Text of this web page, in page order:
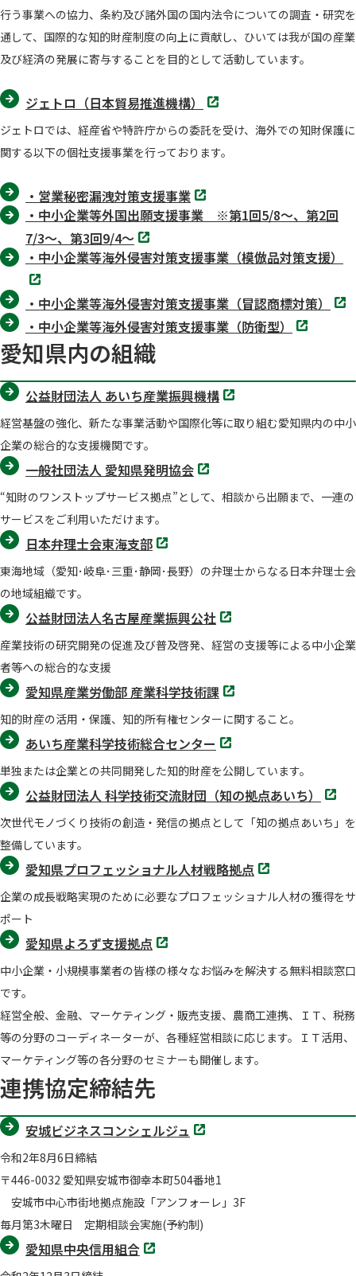
行う事業への協力、条約及び諸外国の国内法令についての調査・研究を
通して、国際的な知的財産制度の向上に貢献し、ひいては我が国の産業
及び経済の発展に寄与することを目的として活動しています。
ジェトロ（日本貿易推進機構）
別
タ
で
開
く
ジェトロでは、経産省や特許庁からの委託を受け、海外での知財保護に
関する以下の個社支援事業を行っております。
・営業秘密漏洩対策支援事業 別
タ
ブ
で
く
・中小企業等外国出願支援事業 ※第1回5/8～、第2回
7/3～、第3回9/4～ 別
タ
ブ
で
・中小企業等海外侵害対策支援事業（模倣品対策支援）
別
タ
で
開
く
・中小企業等海外侵害対策支援事業（冒認商標対策）
別
タ
・中小企業等海外侵害対策支援事業（防衛型）
別
タ
く
愛知県内の組織
公益財団法人 あいち産業振興機構 別
タ
で
経営基盤の強化、新たな事業活動や国際化等に取り組む愛知県内の中小
企業の総合的な支援機関です。
一般社団法人 愛知県発明協会 別
タ
で
“知財のワンストップサービス拠点”として、相談から出願まで、一連の
サービスをご利用いただけます。
日本弁理士会東海支部 別
タ
で
東海地域（愛知･岐阜･三重･静岡･長野）の弁理士からなる日本弁理士会
の地域組織です。
公益財団法人名古屋産業振興公社 別
タ
で
産業技術の研究開発の促進及び普及啓発、経営の支援等による中小企業
者等への総合的な支援
愛知県産業労働部 産業科学技術課 別
タ
で
開
く
知的財産の活用・保護、知的所有権センターに関すること。
あいち産業科学技術総合センター 別
タ
で
く
単独または企業との共同開発した知的財産を公開しています。
公益財団法人 科学技術交流財団（知の拠点あいち）
別
タ
で
次世代モノづくり技術の創造・発信の拠点として「知の拠点あいち」を
整備しています。
愛知県プロフェッショナル人材戦略拠点 別
タ
で
企業の成長戦略実現のために必要なプロフェッショナル人材の獲得をサ
ポート
愛知県よろず支援拠点 別
タ
で
中小企業・小規模事業者の皆様の様々なお悩みを解決する無料相談窓口
です。
経営全般、金融、マーケティング・販売支援、農商工連携、ＩＴ、税務
等の分野のコーディネーターが、各種経営相談に応じます。ＩＴ活用、
マーケティング等の各分野のセミナーも開催します。
連携協定締結先
安城ビジネスコンシェルジュ 別
タ
開
く
令和2年8月6日締結
〒446-0032 愛知県安城市御幸本町504番地1
安城市中心市街地拠点施設「アンフォーレ」3F
毎月第3木曜日 定期相談会実施(予約制)
愛知県中央信用組合 別
タ